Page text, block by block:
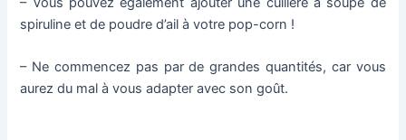
spiruline et de poudre d’ail à votre pop-corn !
– Ne commencez pas par de grandes quantités, car vous
aurez du mal à vous adapter avec son goût.